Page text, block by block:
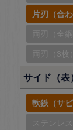
片刃（合わ
両刃（全鋼
両刃（3枚）
サイド（表
軟鉄（サビ
ステンレス